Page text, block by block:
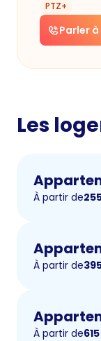
PTZ+
Parler
Les
À partir de
À partir de
À partir de